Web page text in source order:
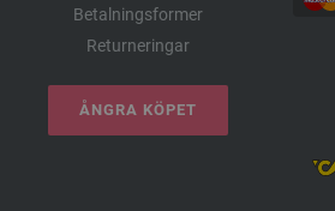
Betalningsformer
Returneringar
ÅNGRA KÖPET